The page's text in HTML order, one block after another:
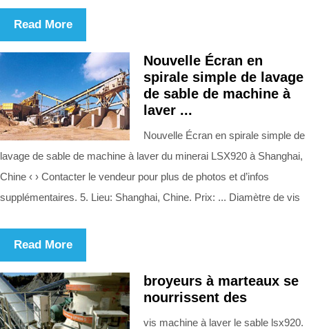
Read More
Nouvelle Écran en
spirale simple de lavage
de sable de machine à
laver ...
Nouvelle Écran en spirale simple de
lavage de sable de machine à laver du minerai LSX920 à Shanghai,
Chine ‹ › Contacter le vendeur pour plus de photos et d’infos
supplémentaires. 5. Lieu: Shanghai, Chine. Prix: ... Diamètre de vis
Read More
broyeurs à marteaux se
nourrissent des
vis machine à laver le sable lsx920.